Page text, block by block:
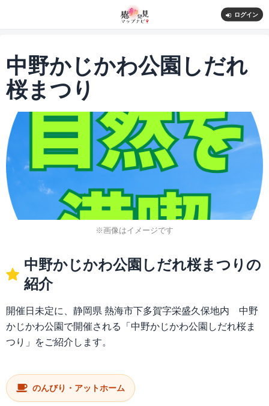
ログイン
中野かじかわ公園しだれ
桜まつり
※画像はイメージです
中野かじかわ公園しだれ桜まつりの
紹介
開催日未定に、静岡県 熱海市下多賀字栄盛久保地内 中野
かじかわ公園で開催される「中野かじかわ公園しだれ桜ま
つり」をご紹介します。
のんびり・アットホーム